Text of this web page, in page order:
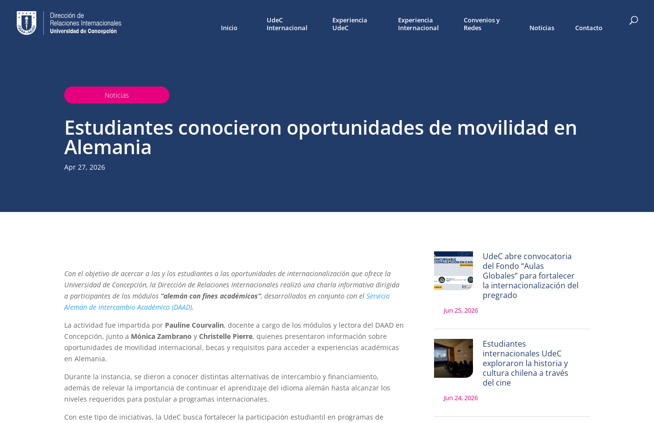
Inicio
UdeC
Internacional
Experiencia
UdeC
Experiencia
Internacional
Convenios y
Redes
Noticias Contacto
Noticias
Estudiantes conocieron oportunidades de movilidad en
Alemania
Apr 27, 2026
Con el objetivo de acercar a las y los estudiantes a las oportunidades de internacionalización que ofrece la
Universidad de Concepción, la Dirección de Relaciones Internacionales realizó una charla informativa dirigida
a participantes de los módulos “alemán con fines académicos”, desarrollados en conjunto con el Servicio
Alemán de Intercambio Académico (DAAD).
La actividad fue impartida por Pauline Courvalin, docente a cargo de los módulos y lectora del DAAD en
Concepción, junto a Mónica Zambrano y Christelle Pierre, quienes presentaron información sobre
oportunidades de movilidad internacional, becas y requisitos para acceder a experiencias académicas
en Alemania.
Durante la instancia, se dieron a conocer distintas alternativas de intercambio y financiamiento,
además de relevar la importancia de continuar el aprendizaje del idioma alemán hasta alcanzar los
niveles requeridos para postular a programas internacionales.
Con este tipo de iniciativas, la UdeC busca fortalecer la participación estudiantil en programas de
UdeC abre convocatoria
del Fondo “Aulas
Globales” para fortalecer
la internacionalización del
pregrado
Jun 25, 2026
Estudiantes
internacionales UdeC
exploraron la historia y
cultura chilena a través
del cine
Jun 24, 2026